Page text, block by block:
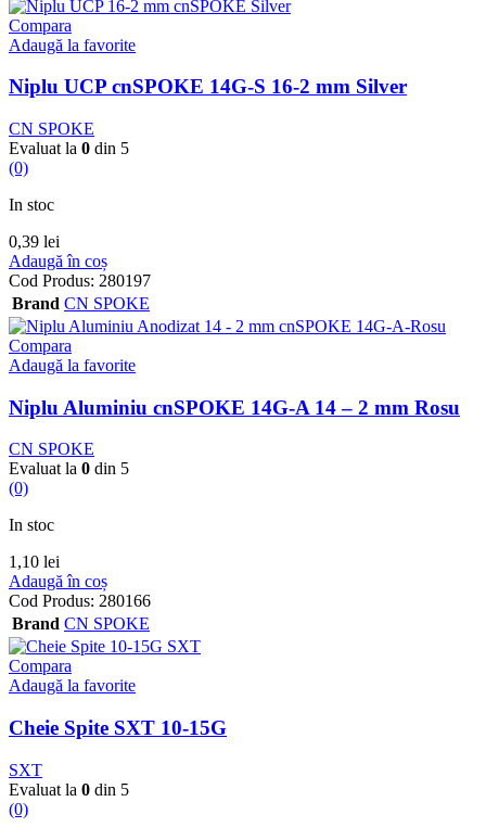
Compara
Adaugă la favorite
Niplu UCP cnSPOKE 14G-S 16-2 mm Silver
CN SPOKE
Evaluat la 0 din 5
(0)
In stoc
0,39 lei
Adaugă în coș
Cod Produs: 280197
Brand CN SPOKE
Compara
Adaugă la favorite
Niplu Aluminiu cnSPOKE 14G-A 14 – 2 mm Rosu
CN SPOKE
Evaluat la 0 din 5
(0)
In stoc
1,10 lei
Adaugă în coș
Cod Produs: 280166
Brand CN SPOKE
Compara
Adaugă la favorite
Cheie Spite SXT 10-15G
SXT
Evaluat la 0 din 5
(0)